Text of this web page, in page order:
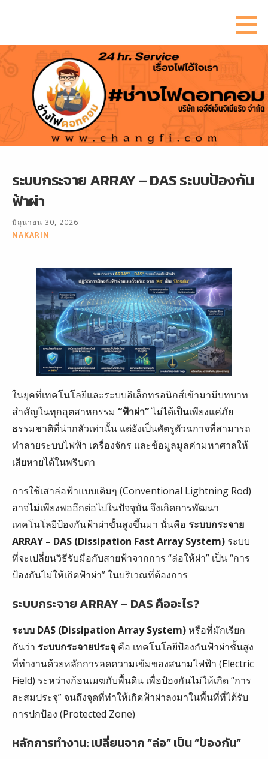
ยัง
เนื้อหา
ระบบกระจาย ARRAY – DAS ระบบป้องกัน
ฟ้าผ่า
มิถุนายน 30, 2026
NAKARIN
ในยุคที่เทคโนโลยีและระบบอิเล็กทรอนิกส์เข้ามามีบทบาท
สำคัญในทุกอุตสาหกรรม “ฟ้าผ่า”ไม่ได้เป็นเพียงแค่ภัย
ธรรมชาติที่น่ากลัวเท่านั้น แต่ยังเป็นศัตรูตัวฉกาจที่สามารถ
ทำลายระบบไฟฟ้า เครื่องจักร และข้อมูลมูลค่ามหาศาลให้
เสียหายได้ในพริบตา
การใช้เสาล่อฟ้าแบบเดิมๆ (Conventional Lightning Rod)
อาจไม่เพียงพออีกต่อไปในปัจจุบัน จึงเกิดการพัฒนา
เทคโนโลยีป้องกันฟ้าผ่าขั้นสูงขึ้นมา นั่นคือ ระบบกระจาย
ARRAY – DAS (Dissipation Fast Array System) ระบบ
ที่จะเปลี่ยนวิธีรับมือกับสายฟ้าจากการ “ล่อให้ผ่า” เป็น “การ
ป้องกันไม่ให้เกิดฟ้าผ่า” ในบริเวณที่ต้องการ
ระบบกระจาย ARRAY – DAS คืออะไร?
ระบบ DAS (Dissipation Array System)หรือที่มักเรียก
กันว่า ระบบกระจายประจุ คือ เทคโนโลยีป้องกันฟ้าผ่าชั้นสูง
ที่ทำงานด้วยหลักการลดความเข้มของสนามไฟฟ้า (Electric
Field) ระหว่างก้อนเมฆกับพื้นดิน เพื่อป้องกันไม่ให้เกิด “การ
สะสมประจุ” จนถึงจุดที่ทำให้เกิดฟ้าผ่าลงมาในพื้นที่ที่ได้รับ
การปกป้อง (Protected Zone)
หลักการทำงาน: เปลี่ยนจาก “ล่อ” เป็น “ป้องกัน”